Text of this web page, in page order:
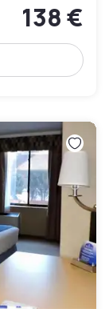
138 €